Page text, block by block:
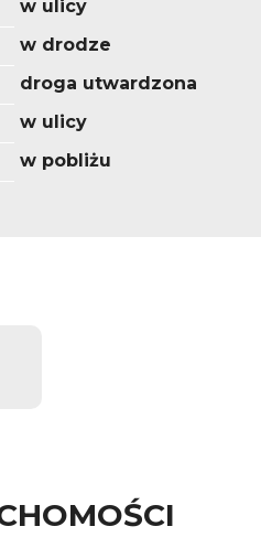
w ulicy
w drodze
droga utwardzona
w ulicy
w pobliżu